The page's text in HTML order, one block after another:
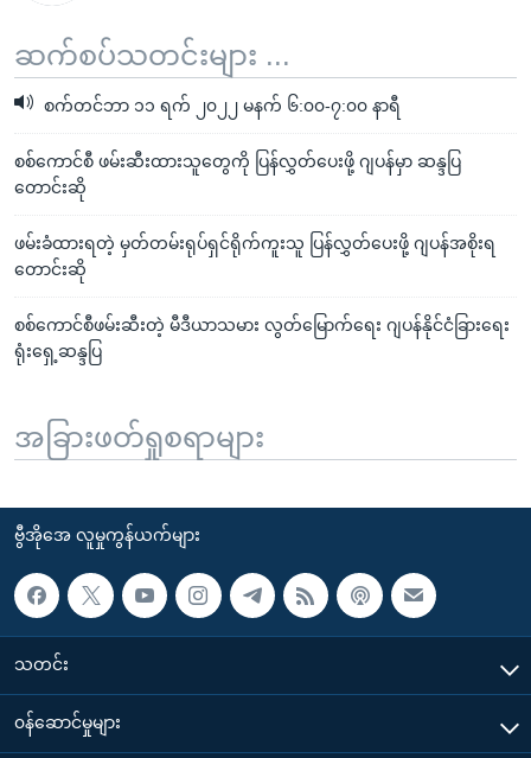
ဆက်စပ်သတင်းများ ...
စက်တင်ဘာ ၁၁ ရက် ၂၀၂၂ မနက် ၆:၀၀-၇:၀၀ နာရီ
စစ်ကောင်စီ ဖမ်းဆီးထားသူတွေကို ပြန်လွှတ်ပေးဖို့ ဂျပန်မှာ ဆန္ဒပြ
တောင်းဆို
ဖမ်းခံထားရတဲ့ မှတ်တမ်းရုပ်ရှင်ရိုက်ကူးသူ ပြန်လွှတ်ပေးဖို့ ဂျပန်အစိုးရ
တောင်းဆို
စစ်ကောင်စီဖမ်းဆီးတဲ့ မီဒီယာသမား လွတ်မြောက်ရေး ဂျပန်နိုင်ငံခြားရေး
ရုံးရှေ့ဆန္ဒပြ
အခြားဖတ်ရှုစရာများ
ဗွီအိုအေ လူမှုကွန်ယက်များ
သတင်း
၀န်ဆောင်မှုများ